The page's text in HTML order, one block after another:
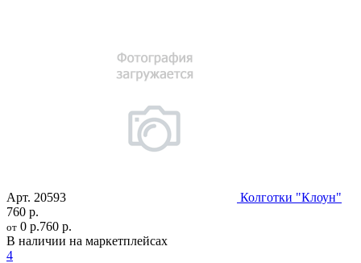
Арт. 20593
Колготки "Клоун"
760 р.
от 0 р.760 р.
В наличии на маркетплейсах
4